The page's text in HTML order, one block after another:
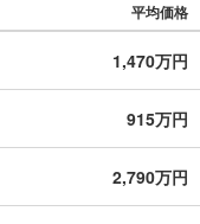
、名古屋市全域や、その
平均価格
1,470万円
915万円
2,790万円